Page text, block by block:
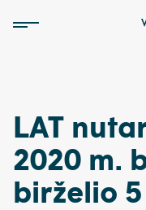
LAT
2020 m.
birželio